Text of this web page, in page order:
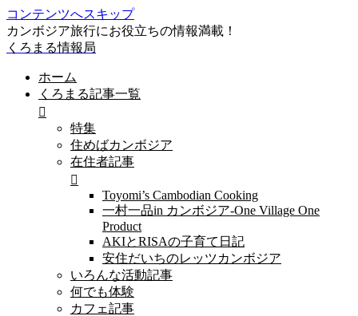
コンテンツへスキップ
カンボジア旅行にお役立ちの情報満載！
くろまる情報局
ホーム
くろまる記事一覧
特集
住めばカンボジア
在住者記事
Toyomi’s Cambodian Cooking
一村一品in カンボジア-One Village One
Product
AKIとRISAの子育て日記
安住だいちのレッツカンボジア
いろんな活動記事
何でも体験
カフェ記事